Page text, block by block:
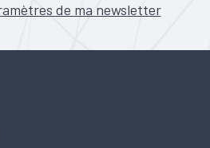
de ma newsletter